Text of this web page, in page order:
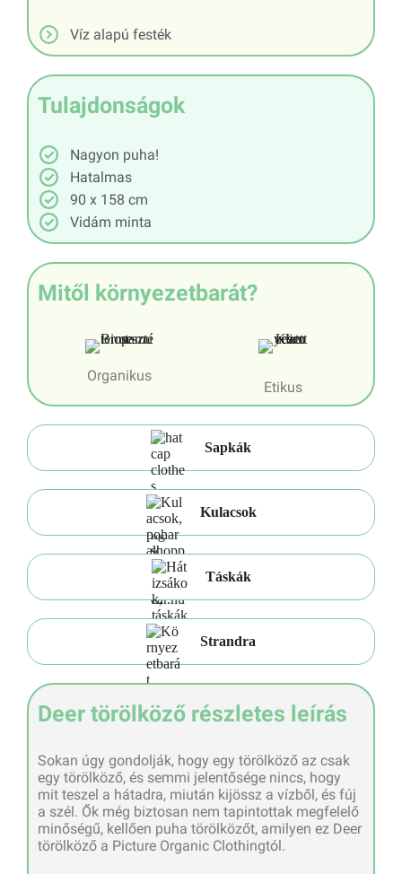
Víz alapú festék
Tulajdonságok
Nagyon puha!
Hatalmas
90 x 158 cm
Vidám minta
Mitől környezetbarát?
Organikus
Etikus
Sapkák
Kulacsok
Táskák
Strandra
Deer törölköző részletes leírás
Sokan úgy gondolják, hogy egy törölköző az csak
egy törölköző, és semmi jelentősége nincs, hogy
mit teszel a hátadra, miután kijössz a vízből, és fúj
a szél. Ők még biztosan nem tapintottak megfelelő
minőségű, kellően puha törölközőt, amilyen ez Deer
törölköző a Picture Organic Clothingtól.